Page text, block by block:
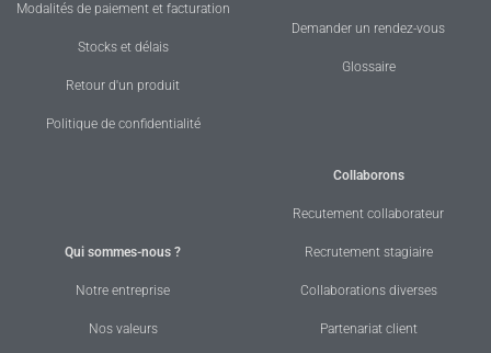
Modalités de paiement et facturation
Stocks et délais
Retour d'un produit
Politique de confidentialité
Demander un rendez-vous
Glossaire
Qui sommes-nous ?
Notre entreprise
Nos valeurs
Collaborons
Recutement collaborateur
Recrutement stagiaire
Collaborations diverses
Partenariat client